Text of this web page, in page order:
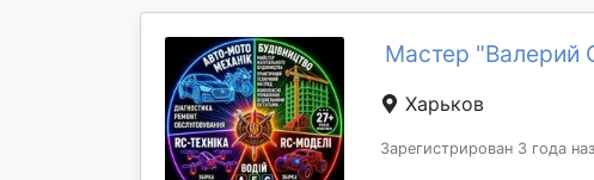
Мастер "Валерий
Харьков
Зарегистрирован 3 года